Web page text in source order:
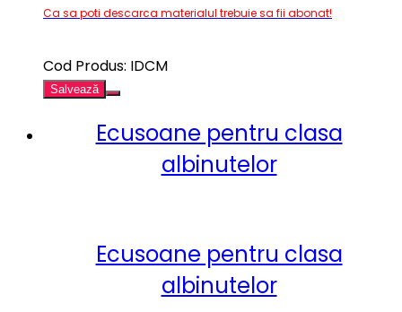
Ca sa poti descarca materialul trebuie sa fii abonat!
Cod Produs: IDCM
Salvează
Ecusoane pentru clasa
albinutelor
Ecusoane pentru clasa
albinutelor